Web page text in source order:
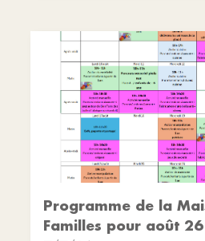
Programme de la
Familles pour août 26